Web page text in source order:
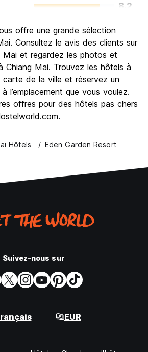
8.2
9.0
la fête
9.1
offre une grande sélection
Consultez le avis des clients sur
Mai et regardez les photos et
Chiang Mai. Trouvez les hôtels à
carte de la ville et réservez un
l’emplacement que vous voulez.
offres pour des hôtels pas chers
Hôtels Eden Garden Resort
Suivez-nous sur
EUR